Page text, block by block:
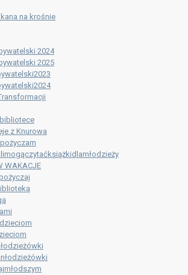
na krośnie
2024
2025
z Knurowa
WAKACJE